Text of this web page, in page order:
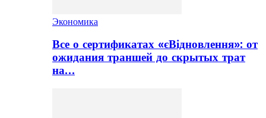
Экономика
Все о сертификатах «єВідновлення»: от
ожидания траншей до скрытых трат
на…